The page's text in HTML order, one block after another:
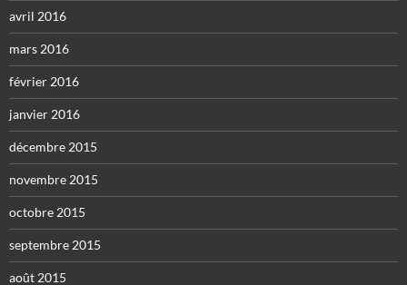
avril 2016
mars 2016
février 2016
janvier 2016
décembre 2015
novembre 2015
octobre 2015
septembre 2015
août 2015